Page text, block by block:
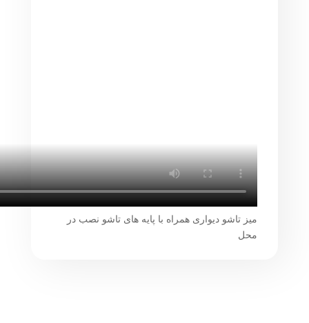
میز تاشو دیواری همراه با پایه های تاشو نصب در
محل